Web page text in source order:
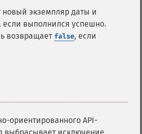
экземпляр даты и
, если выполнился успешно.
возвращает false, если
ориентированного API-